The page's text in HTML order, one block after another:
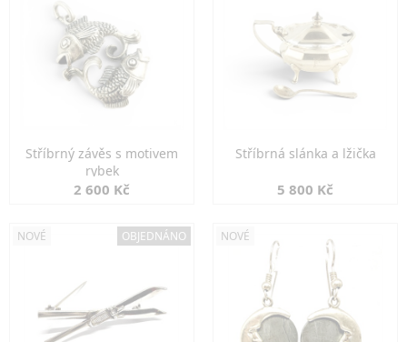
Stříbrný závěs s motivem
rybek
2 600 Kč
Stříbrná slánka a lžička
5 800 Kč
NOVÉ OBJEDNÁNO NOVÉ